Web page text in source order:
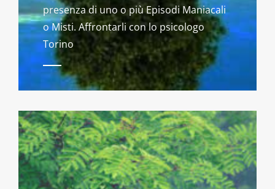
presenza di uno o più Episodi Maniacali
o Misti. Affrontarli con lo psicologo
Torino